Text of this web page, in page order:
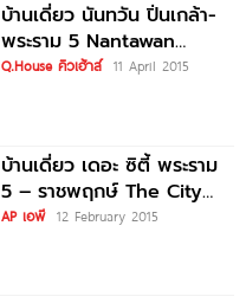
บ้านเดี่ยว นันทวัน ปิ่นเกล้า-
พระราม 5 Nantawan
Pinklao-Rama 5
Q.House คิวเฮ้าส์ 11 April 2015
บ้านเดี่ยว เดอะ ซิตี้ พระราม
5 – ราชพฤกษ์ The City
Rama
AP เอพี 12 February 2015